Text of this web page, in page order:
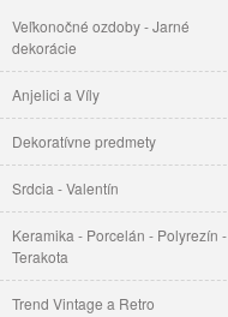
Veľkonočné ozdoby - Jarné
dekorácie
Anjelici a Víly
Dekoratívne predmety
Srdcia - Valentín
Keramika - Porcelán - Polyrezín -
Terakota
Trend Vintage a Retro